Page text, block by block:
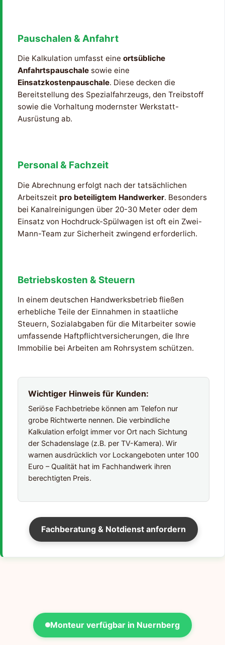
Pauschalen & Anfahrt
Die Kalkulation umfasst eine ortsübliche
Anfahrtspauschale sowie eine
Einsatzkostenpauschale. Diese decken die
Bereitstellung des Spezialfahrzeugs, den Treibstoff
sowie die Vorhaltung modernster Werkstatt-
Ausrüstung ab.
Personal & Fachzeit
Die Abrechnung erfolgt nach der tatsächlichen
Arbeitszeit pro beteiligtem Handwerker. Besonders
bei Kanalreinigungen über 20-30 Meter oder dem
Einsatz von Hochdruck-Spülwagen ist oft ein Zwei-
Mann-Team zur Sicherheit zwingend erforderlich.
Betriebskosten & Steuern
In einem deutschen Handwerksbetrieb fließen
erhebliche Teile der Einnahmen in staatliche
Steuern, Sozialabgaben für die Mitarbeiter sowie
umfassende Haftpflichtversicherungen, die Ihre
Immobilie bei Arbeiten am Rohrsystem schützen.
Wichtiger Hinweis für Kunden:
Seriöse Fachbetriebe können am Telefon nur
grobe Richtwerte nennen. Die verbindliche
Kalkulation erfolgt immer vor Ort nach Sichtung
der Schadenslage (z.B. per TV-Kamera). Wir
warnen ausdrücklich vor Lockangeboten unter 100
Euro – Qualität hat im Fachhandwerk ihren
berechtigten Preis.
Fachberatung & Notdienst anfordern
Monteur verfügbar in Nuernberg